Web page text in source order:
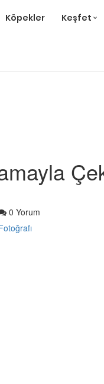
Köpekler Keşfet
0 Yorum